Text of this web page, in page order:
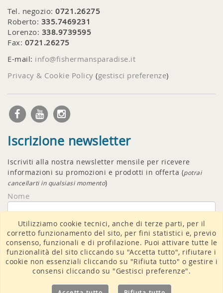
Tel. negozio: 0721.26275
Roberto: 335.7469231
Lorenzo: 338.9739595
Fax: 0721.26275
E-mail: info@fishermansparadise.it
Privacy & Cookie Policy (gestisci preferenze)
Iscrizione newsletter
Iscriviti alla nostra newsletter mensile per ricevere
informazioni su promozioni e prodotti in offerta (potrai
cancellarti in qualsiasi momento)
Nome
Email
Accetto iltrattamento dati
Utilizziamo cookie tecnici, anche di terze parti, per il
corretto funzionamento del sito, per fini statistici e, previo
consenso, funzionali e di profilazione. Puoi attivare tutte le
funzionalità del sito cliccando su "Accetta tutto", rifiutare i
cookie non essenziali cliccando su "Rifiuta tutto" o gestire i
consensi cliccando su "Gestisci preferenze".